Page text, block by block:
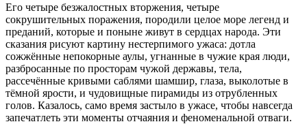
Его четыре безжалостных вторжения, четыре
сокрушительных поражения, породили целое море легенд и
преданий, которые и поныне живут в сердцах народа. Эти
сказания рисуют картину нестерпимого ужаса: дотла
сожжённые непокорные аулы, угнанные в чужие края люди,
разбросанные по просторам чужой державы, тела,
рассечённые кривыми саблями шамшир, глаза, выколотые в
тёмной ярости, и чудовищные пирамиды из отрубленных
голов. Казалось, само время застыло в ужасе, чтобы навсегда
запечатлеть эти моменты отчаяния и феноменальной отваги.